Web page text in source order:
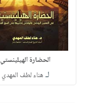
الحضارة الهيلينستي
لـ هناء لطف المهدي